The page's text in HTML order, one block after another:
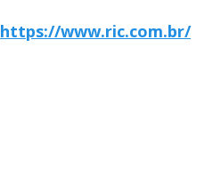
https://www.ric.com.br/